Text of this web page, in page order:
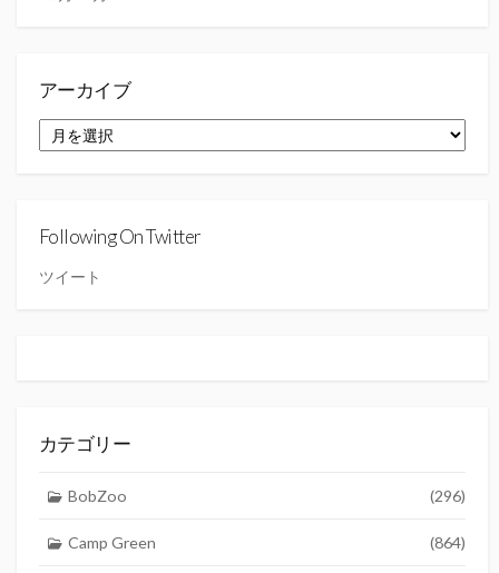
アーカイブ
ー
Following On Twitter
ツイート
カテゴリー
BobZoo (296)
Camp Green (864)